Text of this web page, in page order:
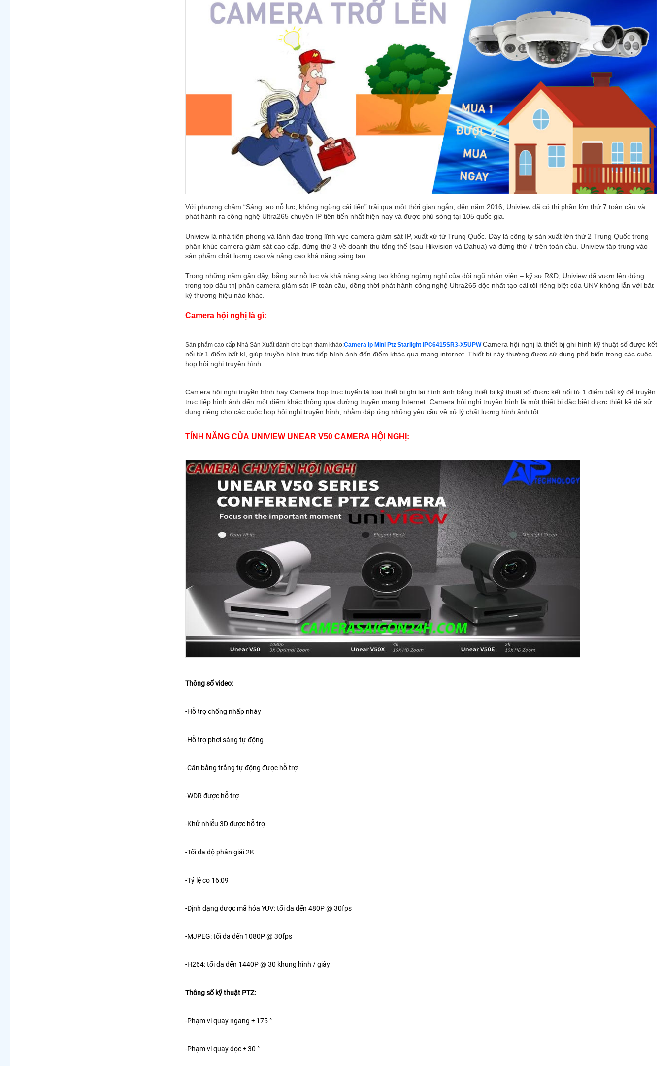
Với phương châm “Sáng tạo nỗ lực, không ngừng cải tiến” trải qua một thời gian ngắn, đến năm 2016, Uniview đã có thị phần lớn thứ 7 toàn cầu và
phát hành ra công nghệ Ultra265 chuyên IP tiên tiến nhất hiện nay và được phủ sóng tại 105 quốc gia.
Uniview là nhà tiên phong và lãnh đạo trong lĩnh vực camera giám sát IP, xuất xứ từ Trung Quốc. Đây là công ty sản xuất lớn thứ 2 Trung Quốc trong
phân khúc camera giám sát cao cấp, đứng thứ 3 về doanh thu tổng thể (sau Hikvision và Dahua) và đứng thứ 7 trên toàn cầu. Uniview tập trung vào
sản phẩm chất lượng cao và nâng cao khả năng sáng tạo.
Trong những năm gần đây, bằng sự nỗ lực và khả năng sáng tạo không ngừng nghỉ của đội ngũ nhân viên – kỹ sư R&D, Uniview đã vươn lên đứng
trong top đầu thị phần camera giám sát IP toàn cầu, đồng thời phát hành công nghệ Ultra265 độc nhất tạo cái tôi riêng biệt của UNV không lẫn với bất
kỳ thương hiệu nào khác.
Camera hội nghị là gì:
Sản phẩm cao cấp Nhà Sản Xuất dành cho bạn tham khảo:Camera Ip Mini Ptz Starlight IPC6415SR3-X5UPW Camera hội nghị là thiết bị ghi hình kỹ thuật số được kết
nối từ 1 điểm bất kì, giúp truyền hình trực tiếp hình ảnh đến điểm khác qua mạng internet. Thiết bị này thường được sử dụng phổ biến trong các cuộc
họp hội nghị truyền hình.
Camera hội nghị truyền hình hay Camera họp trực tuyến là loại thiết bị ghi lại hình ảnh bằng thiết bị kỹ thuật số được kết nối từ 1 điểm bất kỳ để truyền
trực tiếp hình ảnh đến một điểm khác thông qua đường truyền mạng Internet. Camera hội nghị truyền hình là một thiết bị đặc biệt được thiết kế để sử
dụng riêng cho các cuộc họp hội nghị truyền hình, nhằm đáp ứng những yêu cầu về xử lý chất lượng hình ảnh tốt.
TÍNH NĂNG CỦA UNIVIEW UNEAR V50 CAMERA HỘI NGHỊ:
Thông số video:
-Hỗ trợ chống nhấp nháy
-Hỗ trợ phơi sáng tự động
-Cân bằng trắng tự động được hỗ trợ
-WDR được hỗ trợ
-Khử nhiễu 3D được hỗ trợ
-Tối đa độ phân giải 2K
-Tỷ lệ co 16:09
-Định dạng được mã hóa YUV: tối đa đến 480P @ 30fps
-MJPEG: tối đa đến 1080P @ 30fps
-H264: tối đa đến 1440P @ 30 khung hình / giây
Thông số kỹ thuật PTZ:
-Phạm vi quay ngang ± 175 °
-Phạm vi quay dọc ± 30 °